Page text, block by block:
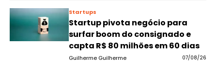
Startups
Startup pivota negócio para
surfar boom do consignado e
capta R$ 80 milhões em 60 dias
Guilherme Guilherme 07/08/26